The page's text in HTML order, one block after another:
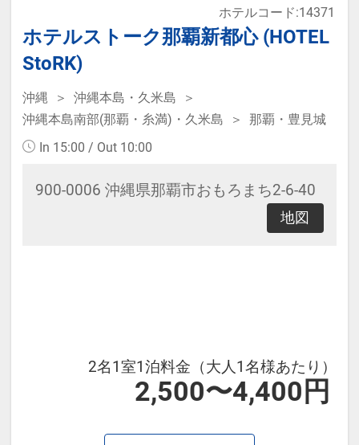
ホテルストーク那覇新都心 (HOTEL
StoRK)
ホテルコード:14371
沖縄
沖縄本島・久米島
沖縄本島南部(那覇・糸満)・久米島
那覇・豊見城
In 15:00 / Out 10:00
900-0006 沖縄県那覇市おもろまち2-6-40
地図
2名1室1泊料金（大人1名様あたり）
2,500〜4,400円